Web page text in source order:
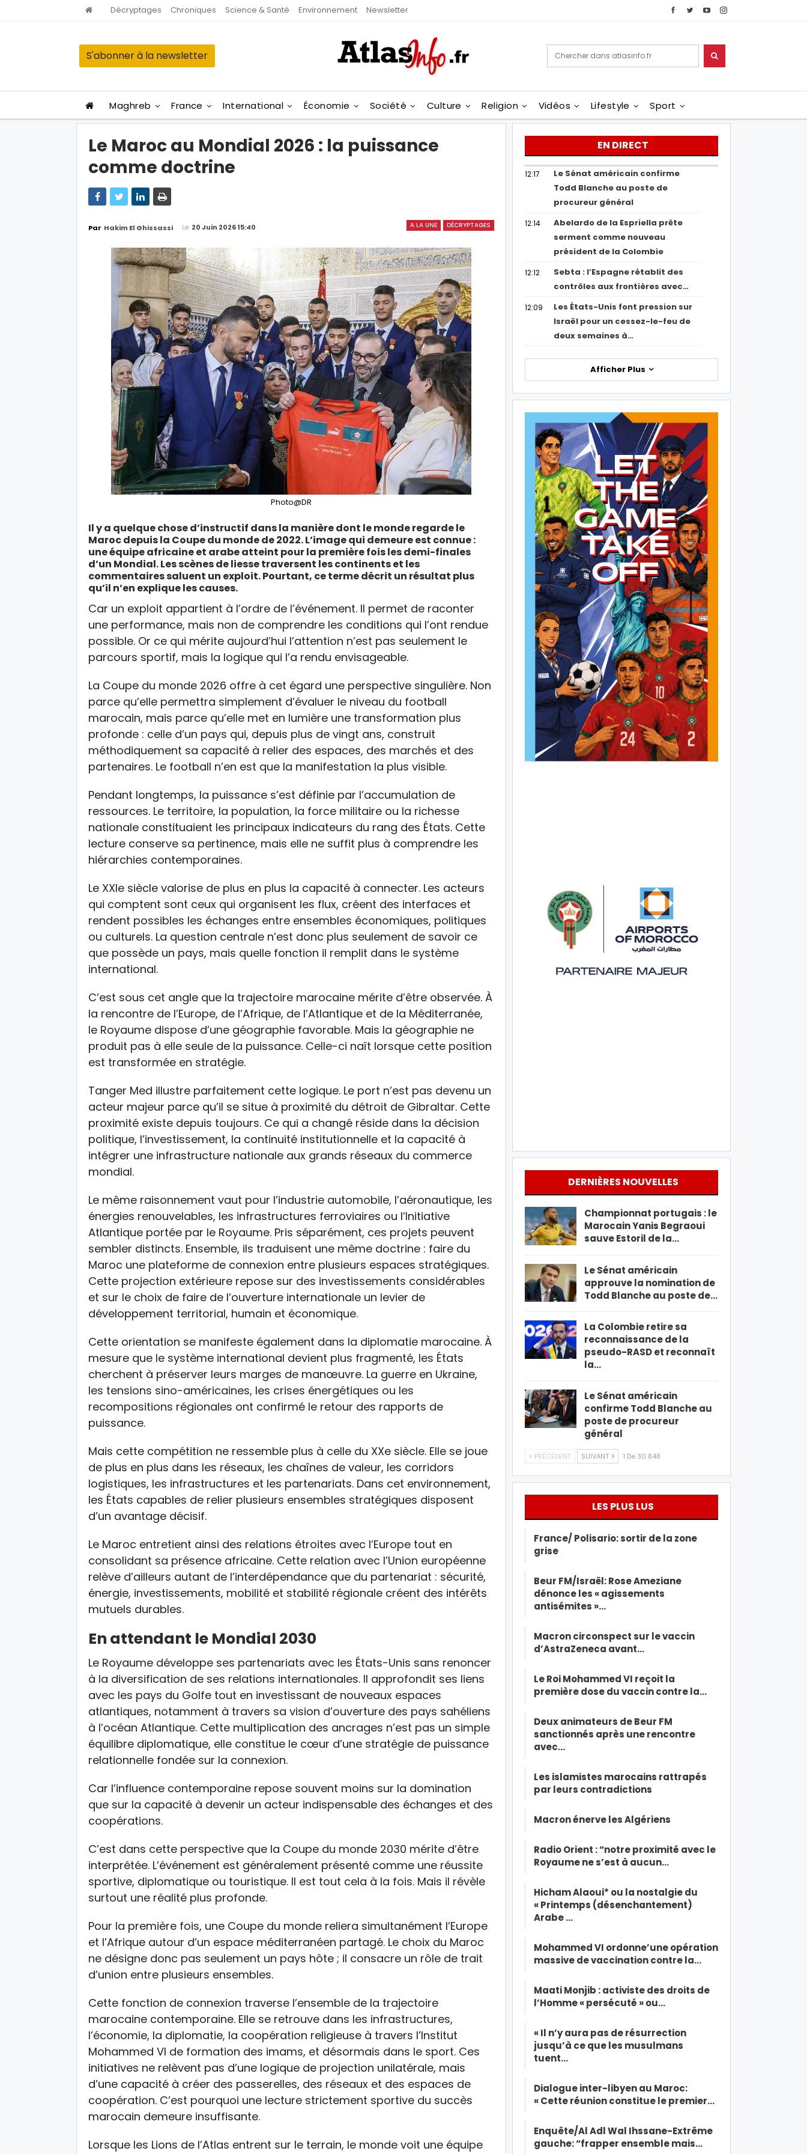
Décryptages Chroniques Science & Santé Environnement Newsletter
S'abonner à la newsletter
Maghreb France International Économie Société Culture Religion Vidéos Lifestyle Sport
Le Maroc au Mondial 2026 : la puissance
comme doctrine
A LA UNE DÉCRYPTAGES
Par Hakim El Ghissassi Le 20 Juin 2026 15:40
Photo@DR
Il y a quelque chose d’instructif dans la manière dont le monde regarde le
Maroc depuis la Coupe du monde de 2022. L’image qui demeure est connue :
une équipe africaine et arabe atteint pour la première fois les demi-finales
d’un Mondial. Les scènes de liesse traversent les continents et les
commentaires saluent un exploit. Pourtant, ce terme décrit un résultat plus
qu’il n’en explique les causes.
Car un exploit appartient à l’ordre de l’événement. Il permet de raconter
une performance, mais non de comprendre les conditions qui l’ont rendue
possible. Or ce qui mérite aujourd’hui l’attention n’est pas seulement le
parcours sportif, mais la logique qui l’a rendu envisageable.
La Coupe du monde 2026 offre à cet égard une perspective singulière. Non
parce qu’elle permettra simplement d’évaluer le niveau du football
marocain, mais parce qu’elle met en lumière une transformation plus
profonde : celle d’un pays qui, depuis plus de vingt ans, construit
méthodiquement sa capacité à relier des espaces, des marchés et des
partenaires. Le football n’en est que la manifestation la plus visible.
Pendant longtemps, la puissance s’est définie par l’accumulation de
ressources. Le territoire, la population, la force militaire ou la richesse
nationale constituaient les principaux indicateurs du rang des États. Cette
lecture conserve sa pertinence, mais elle ne suffit plus à comprendre les
hiérarchies contemporaines.
Le XXIe siècle valorise de plus en plus la capacité à connecter. Les acteurs
qui comptent sont ceux qui organisent les flux, créent des interfaces et
rendent possibles les échanges entre ensembles économiques, politiques
ou culturels. La question centrale n’est donc plus seulement de savoir ce
que possède un pays, mais quelle fonction il remplit dans le système
international.
C’est sous cet angle que la trajectoire marocaine mérite d’être observée. À
la rencontre de l’Europe, de l’Afrique, de l’Atlantique et de la Méditerranée,
le Royaume dispose d’une géographie favorable. Mais la géographie ne
produit pas à elle seule de la puissance. Celle-ci naît lorsque cette position
est transformée en stratégie.
Tanger Med illustre parfaitement cette logique. Le port n’est pas devenu un
acteur majeur parce qu’il se situe à proximité du détroit de Gibraltar. Cette
proximité existe depuis toujours. Ce qui a changé réside dans la décision
politique, l’investissement, la continuité institutionnelle et la capacité à
intégrer une infrastructure nationale aux grands réseaux du commerce
mondial.
Le même raisonnement vaut pour l’industrie automobile, l’aéronautique, les
énergies renouvelables, les infrastructures ferroviaires ou l’Initiative
Atlantique portée par le Royaume. Pris séparément, ces projets peuvent
sembler distincts. Ensemble, ils traduisent une même doctrine : faire du
Maroc une plateforme de connexion entre plusieurs espaces stratégiques.
Cette projection extérieure repose sur des investissements considérables
et sur le choix de faire de l’ouverture internationale un levier de
développement territorial, humain et économique.
Cette orientation se manifeste également dans la diplomatie marocaine. À
mesure que le système international devient plus fragmenté, les États
cherchent à préserver leurs marges de manœuvre. La guerre en Ukraine,
les tensions sino-américaines, les crises énergétiques ou les
recompositions régionales ont confirmé le retour des rapports de
puissance.
Mais cette compétition ne ressemble plus à celle du XXe siècle. Elle se joue
de plus en plus dans les réseaux, les chaînes de valeur, les corridors
logistiques, les infrastructures et les partenariats. Dans cet environnement,
les États capables de relier plusieurs ensembles stratégiques disposent
d’un avantage décisif.
Le Maroc entretient ainsi des relations étroites avec l’Europe tout en
consolidant sa présence africaine. Cette relation avec l’Union européenne
relève d’ailleurs autant de l’interdépendance que du partenariat : sécurité,
énergie, investissements, mobilité et stabilité régionale créent des intérêts
mutuels durables.
En attendant le Mondial 2030
Le Royaume développe ses partenariats avec les États-Unis sans renoncer
à la diversification de ses relations internationales. Il approfondit ses liens
avec les pays du Golfe tout en investissant de nouveaux espaces
atlantiques, notamment à travers sa vision d’ouverture des pays sahéliens
à l’océan Atlantique. Cette multiplication des ancrages n’est pas un simple
équilibre diplomatique, elle constitue le cœur d’une stratégie de puissance
relationnelle fondée sur la connexion.
Car l’influence contemporaine repose souvent moins sur la domination
que sur la capacité à devenir un acteur indispensable des échanges et des
coopérations.
C’est dans cette perspective que la Coupe du monde 2030 mérite d’être
interprétée. L’événement est généralement présenté comme une réussite
sportive, diplomatique ou touristique. Il est tout cela à la fois. Mais il révèle
surtout une réalité plus profonde.
Pour la première fois, une Coupe du monde reliera simultanément l’Europe
et l’Afrique autour d’un espace méditerranéen partagé. Le choix du Maroc
ne désigne donc pas seulement un pays hôte ; il consacre un rôle de trait
d’union entre plusieurs ensembles.
Cette fonction de connexion traverse l’ensemble de la trajectoire
marocaine contemporaine. Elle se retrouve dans les infrastructures,
l’économie, la diplomatie, la coopération religieuse à travers l’Institut
Mohammed VI de formation des imams, et désormais dans le sport. Ces
initiatives ne relèvent pas d’une logique de projection unilatérale, mais
d’une capacité à créer des passerelles, des réseaux et des espaces de
coopération. C’est pourquoi une lecture strictement sportive du succès
marocain demeure insuffisante.
Lorsque les Lions de l’Atlas entrent sur le terrain, le monde voit une équipe
EN DIRECT
12:17
Le Sénat américain confirme
Todd Blanche au poste de
procureur général
12:14
Abelardo de la Espriella prête
serment comme nouveau
président de la Colombie
12:12
Sebta : l’Espagne rétablit des
contrôles aux frontières avec…
12:09
Les États-Unis font pression sur
Israël pour un cessez-le-feu de
deux semaines à…
Afficher Plus
DERNIÈRES NOUVELLES
Championnat portugais : le
Marocain Yanis Begraoui
sauve Estoril de la…
Le Sénat américain
approuve la nomination de
Todd Blanche au poste de…
La Colombie retire sa
reconnaissance de la
pseudo-RASD et reconnaît
la…
Le Sénat américain
confirme Todd Blanche au
poste de procureur
général
PRÉCÉDENT SUIVANT 1 De 30 848
LES PLUS LUS
France/ Polisario: sortir de la zone
grise
Beur FM/Israël: Rose Ameziane
dénonce les « agissements
antisémites »…
Macron circonspect sur le vaccin
d’AstraZeneca avant…
Le Roi Mohammed VI reçoit la
première dose du vaccin contre la…
Deux animateurs de Beur FM
sanctionnés après une rencontre
avec…
Les islamistes marocains rattrapés
par leurs contradictions
Macron énerve les Algériens
Radio Orient : “notre proximité avec le
Royaume ne s’est à aucun…
Hicham Alaoui* ou la nostalgie du
« Printemps (désenchantement)
Arabe …
Mohammed VI ordonne’une opération
massive de vaccination contre la…
Maati Monjib : activiste des droits de
l’Homme « persécuté » ou…
« Il n’y aura pas de résurrection
jusqu’à ce que les musulmans
tuent…
Dialogue inter-libyen au Maroc:
« Cette réunion constitue le premier…
Enquête/Al Adl Wal Ihssane-Extrême
gauche: “frapper ensemble mais…